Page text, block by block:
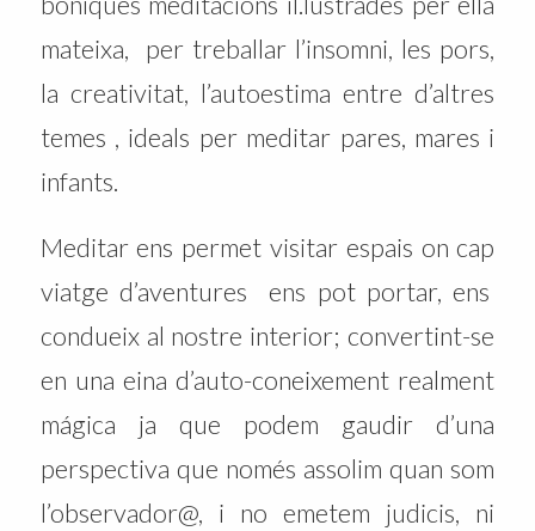
mateixa, per treballar l’insomni, les pors,
la creativitat, l’autoestima entre d’altres
temes , ideals per meditar pares, mares i
infants.
Meditar ens permet visitar espais on cap
viatge d’aventures ens pot portar, ens
condueix al nostre interior; convertint-se
en una eina d’auto-coneixement realment
mágica ja que podem gaudir d’una
perspectiva que només assolim quan som
l’observador@, i no emetem judicis, ni